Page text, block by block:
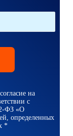
на
с
ФЗ «О
определенных
*